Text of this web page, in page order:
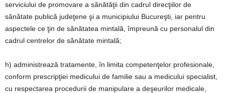
serviciului de promovare a sănătăţii din cadrul direcţiilor de
sănătate publică judeţene şi a municipiului Bucureşti, iar pentru
aspectele ce ţin de sănătatea mintală, împreună cu personalul din
cadrul centrelor de sănătate mintală;
h) administrează tratamente, în limita competenţelor profesionale,
conform prescripţiei medicului de familie sau a medicului specialist,
cu respectarea procedurii de manipulare a deşeurilor medicale,